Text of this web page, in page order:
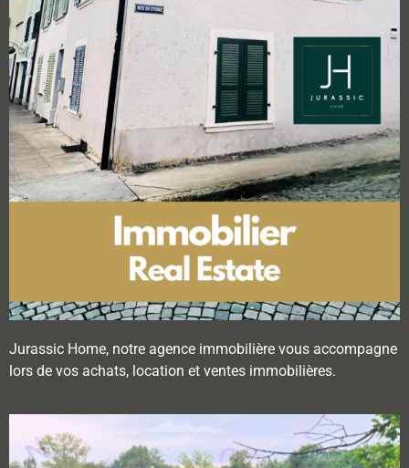
Jurassic Home, notre agence immobilière vous accompagne
lors de vos achats, location et ventes immobilières.